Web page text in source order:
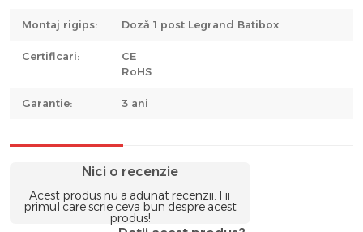
Montaj rigips: Doză 1 post Legrand Batibox
Certificari:
CE
RoHS
Garantie: 3 ani
Nici o recenzie
Acest produs nu a adunat recenzii. Fii
primul care scrie ceva bun despre acest
produs!